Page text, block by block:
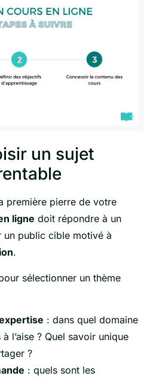
un sujet
première pierre de votre
ligne doit répondre à un
un public cible motivé à
.
sélectionner un thème
: dans quel domaine
l’aise ? Quel savoir unique
?
: quels sont les